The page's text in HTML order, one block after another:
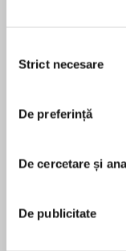
consimțământului
Strict necesare
De preferință
De cercetare și
De publicitate
own right, has
to the classic
Mallory,
enthralling
escapades in
successful
MAI MULT
Sam Llewellyn